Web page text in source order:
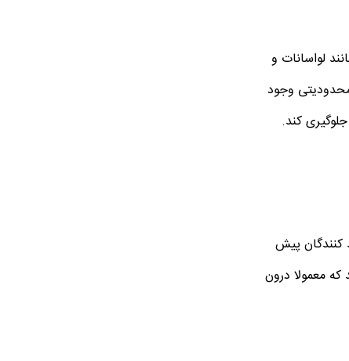
لواسانات و
وجود
کند.
کنندگان پیش
معمولا درون